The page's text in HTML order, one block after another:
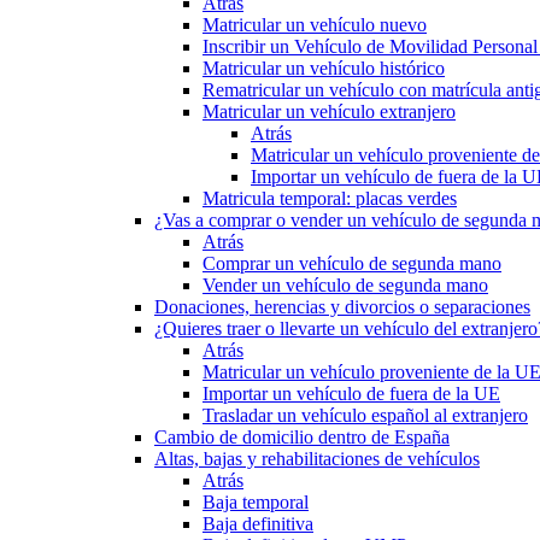
Matricular un vehículo nuevo
Inscribir un Vehículo de Movilidad
Matricular un vehículo histórico
Rematricular un vehículo con matrícula
Matricular un vehículo extranjero
Atrás
Matricular un vehículo proveniente
Importar un vehículo de fuera de la
Matricula temporal: placas verdes
¿Vas a comprar o vender un vehículo de segunda
Atrás
Comprar un vehículo de segunda mano
Vender un vehículo de segunda mano
Donaciones, herencias y divorcios o separaciones
¿Quieres traer o llevarte un vehículo del
Atrás
Matricular un vehículo proveniente de la UE
Importar un vehículo de fuera de la UE
Trasladar un vehículo español al extranjero
Cambio de domicilio dentro de España
Altas, bajas y rehabilitaciones de vehículos
Atrás
Baja temporal
Baja definitiva